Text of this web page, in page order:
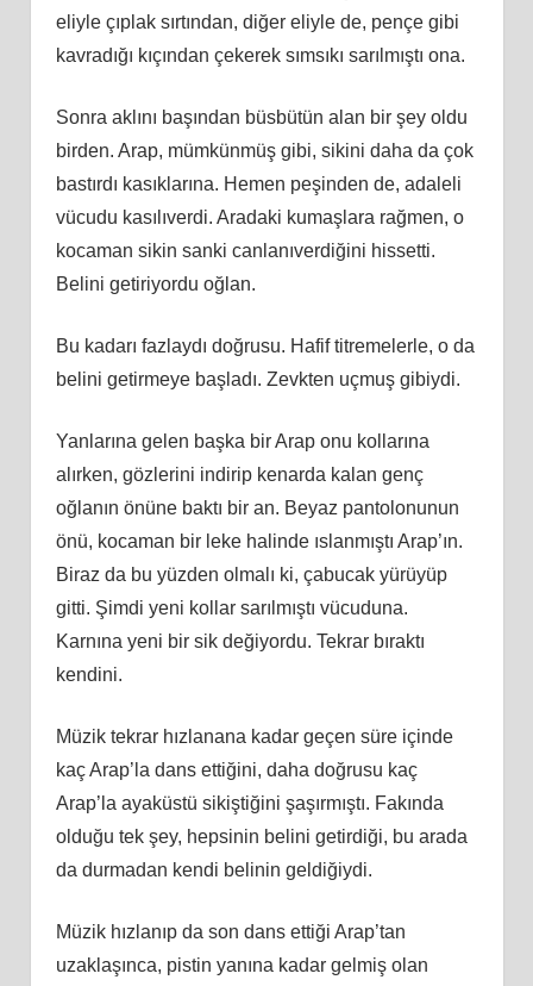
eliyle çıplak sırtından, diğer eliyle de, pençe gibi
kavradığı kıçından çekerek sımsıkı sarılmıştı ona.
Sonra aklını başından büsbütün alan bir şey oldu
birden. Arap, mümkünmüş gibi, sikini daha da çok
bastırdı kasıklarına. Hemen peşinden de, adaleli
vücudu kasılıverdi. Aradaki kumaşlara rağmen, o
kocaman sikin sanki canlanıverdiğini hissetti.
Belini getiriyordu oğlan.
Bu kadarı fazlaydı doğrusu. Hafif titremelerle, o da
belini getirmeye başladı. Zevkten uçmuş gibiydi.
Yanlarına gelen başka bir Arap onu kollarına
alırken, gözlerini indirip kenarda kalan genç
oğlanın önüne baktı bir an. Beyaz pantolonunun
önü, kocaman bir leke halinde ıslanmıştı Arap’ın.
Biraz da bu yüzden olmalı ki, çabucak yürüyüp
gitti. Şimdi yeni kollar sarılmıştı vücuduna.
Karnına yeni bir sik değiyordu. Tekrar bıraktı
kendini.
Müzik tekrar hızlanana kadar geçen süre içinde
kaç Arap’la dans ettiğini, daha doğrusu kaç
Arap’la ayaküstü sikiştiğini şaşırmıştı. Fakında
olduğu tek şey, hepsinin belini getirdiği, bu arada
da durmadan kendi belinin geldiğiydi.
Müzik hızlanıp da son dans ettiği Arap’tan
uzaklaşınca, pistin yanına kadar gelmiş olan